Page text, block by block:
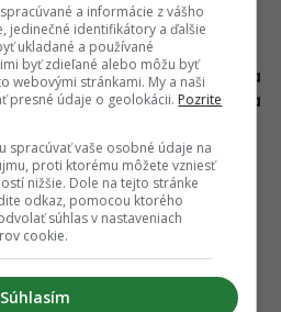
Tesco Galéria
v Petržalke sa
otvoreniu
26.02.2020 10:07:00
ADRIAN GUBČO
všetky články
a informácie z vášho
jedinečné identifikátory a ďalšie
ukladané a používané
byť zdieľané alebo môžu byť
webovými stránkami. My a naši
presné údaje o geolokácii. Pozrite
spracúvať vaše osobné údaje na
proti ktorému môžete vzniesť
nižšie. Dole na tejto stránke
odkaz, pomocou ktorého
súhlas v nastaveniach
cookie.
Súhlasím